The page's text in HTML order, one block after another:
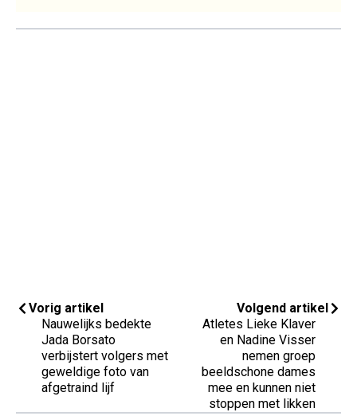
Vorig artikel
Nauwelijks bedekte
Jada Borsato
verbijstert volgers met
geweldige foto van
afgetraind lijf
Volgend artikel
Atletes Lieke Klaver
en Nadine Visser
nemen groep
beeldschone dames
mee en kunnen niet
stoppen met likken